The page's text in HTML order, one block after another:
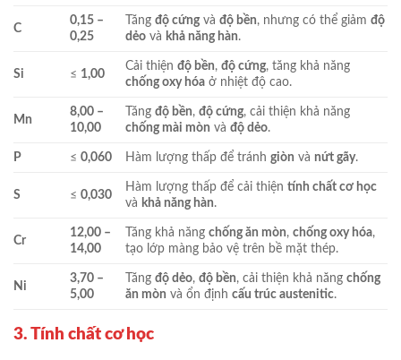
C
0,15 –
0,25
Tăngđộ cứngvàđộ bền, nhưng có thể giảmđộ
dẻo và khả năng hàn.
Si ≤ 1,00
Cải thiệnđộ bền,độ cứng, tăng khả năng
chống oxy hóa ở nhiệt độ cao.
Mn
8,00 –
10,00
Tăngđộ bền,độ cứng, cải thiện khả năng
chống mài mòn vàđộ dẻo.
P ≤0,060 Hàm lượng thấp để tránhgiòn và nứt gãy.
S ≤0,030
Hàm lượng thấp để cải thiệntính chất cơ học
và khả năng hàn.
Cr
12,00 –
14,00
Tăng khả năngchống ăn mòn,chống oxy hóa,
tạo lớp màng bảo vệ trên bề mặt thép.
Ni
3,70 –
5,00
Tăngđộ dẻo,độ bền, cải thiện khả năngchống
ăn mòn và ổn địnhcấu trúc austenitic.
3. Tính chất cơ học